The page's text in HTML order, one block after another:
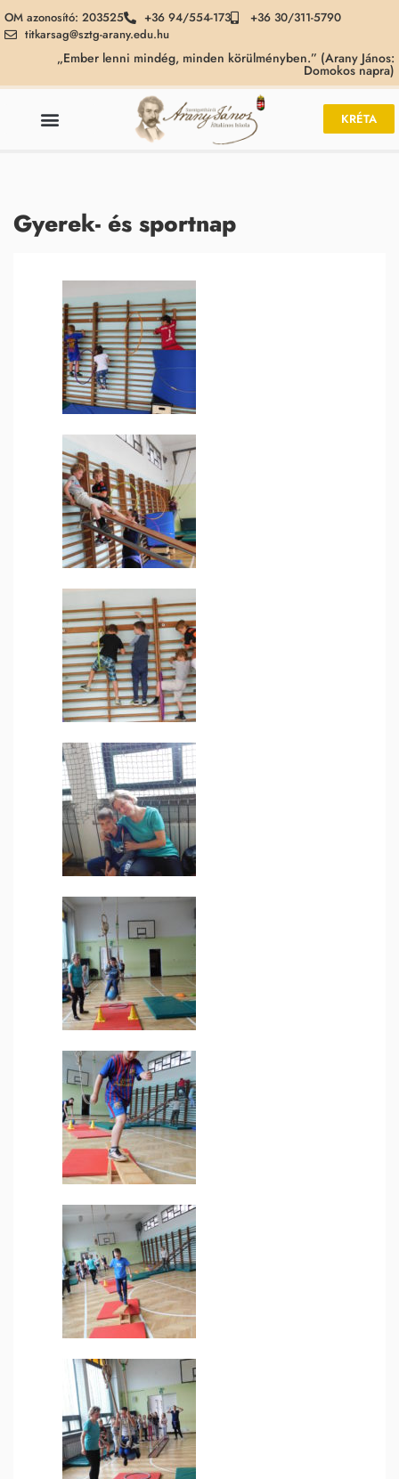
OM azonosító: 203525 +36 94/554-173
+36 30/311-5790
titkarsag@sztg-arany.edu.hu
„Ember lenni mindég, minden körülményben.” (Arany János:
Domokos napra)
KRÉTA
Gyerek- és sportnap